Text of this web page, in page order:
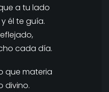
a tu lado
él te guía.
cada día.
que materia
divino.